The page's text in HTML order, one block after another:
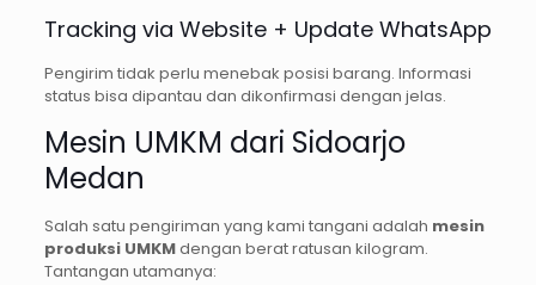
Tracking via Website + Update WhatsApp
Pengirim tidak perlu menebak posisi barang. Informasi
status bisa dipantau dan dikonfirmasi dengan jelas.
Mesin UMKM dari Sidoarjo
Medan
Salah satu pengiriman yang kami tangani adalah mesin
produksi UMKMdengan berat ratusan kilogram.
Tantangan utamanya: